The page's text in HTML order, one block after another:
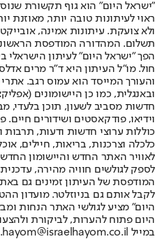
"ישראל היום" הוא גוף תקשורת
ראוי לעיתונות טובה יותר, מאוזנת
ולא צועקת. עיתונות אמינה,
הפך "ישראל היום" לעיתון הישראלי
חול. מו"ל העיתון היא ד"ר מרים
והעורך המייסד הוא עמוס רגב.
חדשות מסביב לשעון, תוכן בלעדי,
וידיאו, פודקאסטים ושידורים
כוללות ערוצי חדשות ודעות, תרבות
לאוויר האתר החדש והיישומון
לספק לגולשים חוויה מהירה,
המודפסת של העיתון זמינים גם
לקבל אותם גם בניוזלטר. מועדון
היום" מציע לגולשי האתר הנחות
היום פתוח להערות, לביקורת
במייל hayom@israelhayom.co.il.